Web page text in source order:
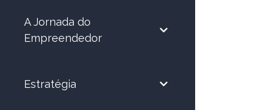
A Jornada do
Empreendedor
Estratégia